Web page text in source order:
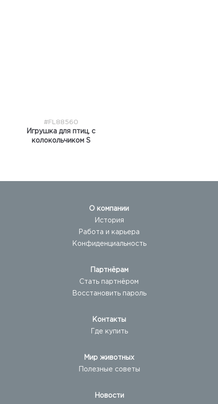
#FL88560
Игрушка для птиц, с
колокольчиком S
О компании
История
Работа и карьера
Конфиденциальность
Партнёрам
Стать партнёром
Восстановить пароль
Контакты
Где купить
Мир животных
Полезные советы
Новости